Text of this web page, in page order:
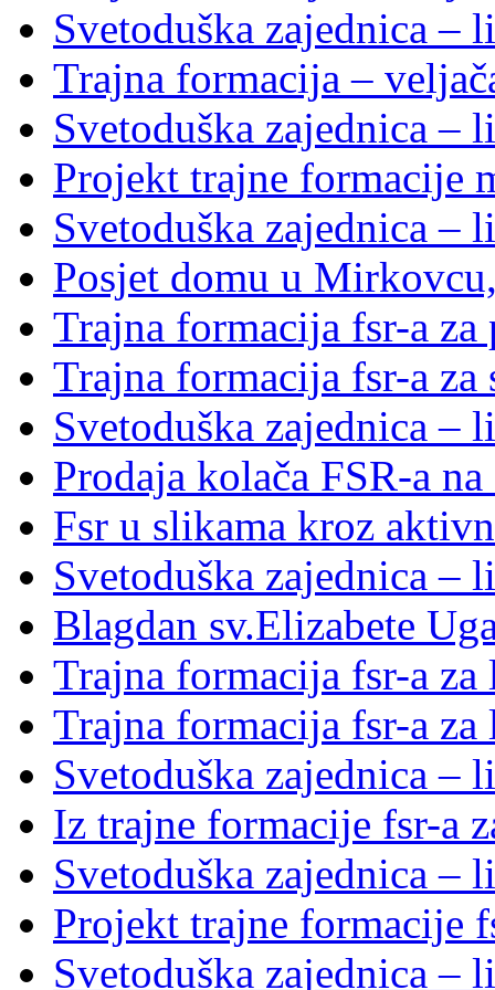
Svetoduška zajednica –
Trajna formacija –
Svetoduška zajednica –
Projekt trajne formacije
Svetoduška zajednica –
Posjet domu u
Trajna formacija fsr-a za
Trajna formacija fsr-a za
Svetoduška zajednica –
Prodaja kolača FSR-a
Fsr u slikama kroz
Svetoduška zajednica –
Blagdan sv.Elizabete
Trajna formacija fsr-a za
Trajna formacija fsr-a za
Svetoduška zajednica –
Iz trajne formacije fsr-a
Svetoduška zajednica –
Projekt trajne formacije
Svetoduška zajednica –